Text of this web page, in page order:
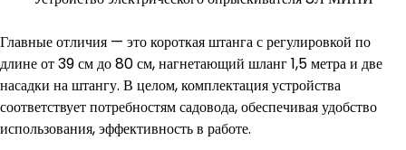
Главные отличия — это короткая штанга с регулировкой по
длине от 39 см до 80 см, нагнетающий шланг 1,5 метра и две
насадки на штангу. В целом, комплектация устройства
соответствует потребностям садовода, обеспечивая удобство
использования, эффективность в работе.